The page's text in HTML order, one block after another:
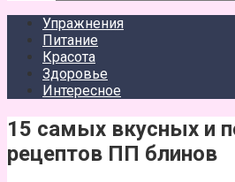
Упражнения
Питание
Красота
Здоровье
Интересное
15 самых вкусных и
рецептов ПП блинов